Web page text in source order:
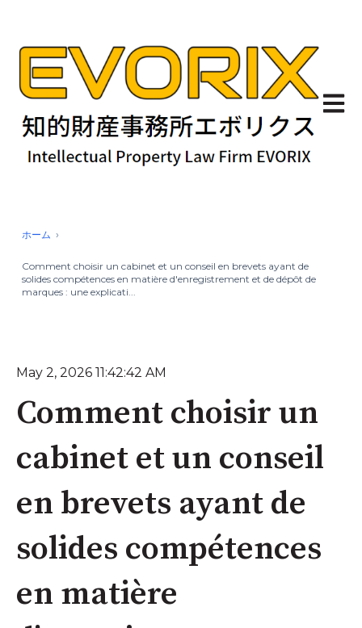
ホーム
Comment choisir un cabinet et un conseil en brevets ayant de
solides compétences en matière d'enregistrement et de dépôt de
marques : une explicati...
May 2, 2026 11:42:42 AM
Comment choisir un
cabinet et un conseil
en brevets ayant de
solides compétences
en matière